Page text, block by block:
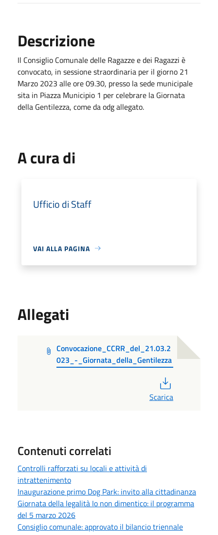
Descrizione
Il Consiglio Comunale delle Ragazze e dei Ragazzi è
convocato, in sessione straordinaria per il giorno 21
Marzo 2023 alle ore 09.30, presso la sede municipale
sita in Piazza Municipio 1 per celebrare la Giornata
della Gentilezza, come da odg allegato.
A cura di
Ufficio di Staff
VAI ALLA PAGINA
Allegati
Convocazione_CCRR_del_21.03.2
023_-_Giornata_della_Gentilezza
Scarica
Contenuti correlati
Controlli rafforzati su locali e attività di
intrattenimento
Inaugurazione primo Dog Park: invito alla cittadinanza
Giornata della legalità Io non dimentico: il programma
del 5 marzo 2026
Consiglio comunale: approvato il bilancio triennale